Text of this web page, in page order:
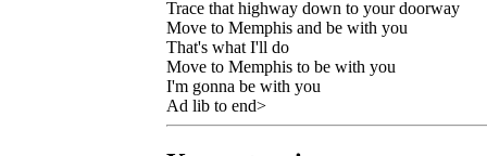
Trace that highway down to your doorway
Move to Memphis and be with you
That's what I'll do
Move to Memphis to be with you
I'm gonna be with you
Ad lib to end>